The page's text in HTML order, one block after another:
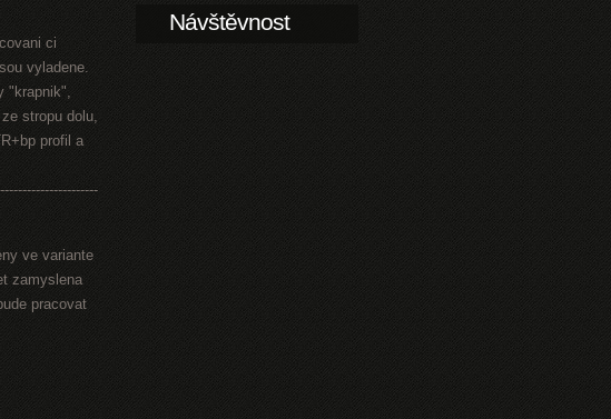
ci
vyladene.
"krapnik",
stropu dolu,
profil a
ve variante
zamyslena
pracovat
Návštěvnost